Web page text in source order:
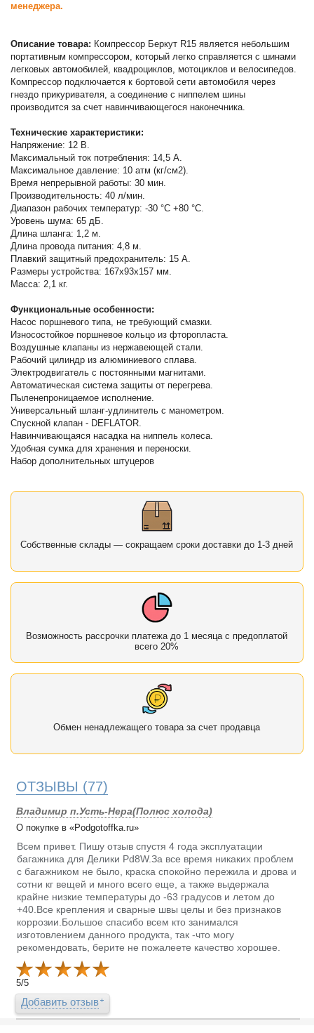
менеджера.
Описание товара: Компрессор Беркут R15 является небольшим
портативным компрессором, который легко справляется с шинами
легковых автомобилей, квадроциклов, мотоциклов и велосипедов.
Компрессор подключается к бортовой сети автомобиля через
гнездо прикуривателя, а соединение с ниппелем шины
производится за счет навинчивающегося наконечника.
Технические характеристики:
Напряжение: 12 В.
Максимальный ток потребления: 14,5 A.
Максимальное давление: 10 атм (кг/см2).
Время непрерывной работы: 30 мин.
Производительность: 40 л/мин.
Диапазон рабочих температур: -30 °C +80 °C.
Уровень шума: 65 дБ.
Длина шланга: 1,2 м.
Длина провода питания: 4,8 м.
Плавкий защитный предохранитель: 15 A.
Размеры устройства: 167x93x157 мм.
Масса: 2,1 кг.
Функциональные особенности:
Насос поршневого типа, не требующий смазки.
Износостойкое поршневое кольцо из фторопласта.
Воздушные клапаны из нержавеющей стали.
Рабочий цилиндр из алюминиевого сплава.
Электродвигатель с постоянными магнитами.
Автоматическая система защиты от перегрева.
Пыленепроницаемое исполнение.
Универсальный шланг-удлинитель с манометром.
Спускной клапан - DEFLATOR.
Навинчивающаяся насадка на ниппель колеса.
Удобная сумка для хранения и переноски.
Набор дополнительных штуцеров
Собственные склады — сокращаем сроки доставки до 1-3 дней
Возможность рассрочки платежа до 1 месяца с предоплатой
всего 20%
Обмен ненадлежащего товара за счет продавца
ОТЗЫВЫ (77)
Владимир п.Усть-Нера(Полюс холода)
О покупке в «Podgotoffka.ru»
Всем привет. Пишу отзыв спустя 4 года эксплуатации
багажника для Делики Pd8W.За все время никаких проблем
с багажником не было, краска спокойно пережила и дрова и
сотни кг вещей и много всего еще, а также выдержала
крайне низкие температуры до -63 градусов и летом до
+40.Все крепления и сварные швы целы и без признаков
коррозии.Большое спасибо всем кто занимался
изготовлением данного продукта, так -что могу
рекомендовать, берите не пожалеете качество хорошее.
5/5
Добавить отзыв